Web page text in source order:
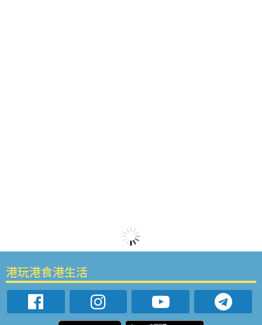
港玩港食港生活